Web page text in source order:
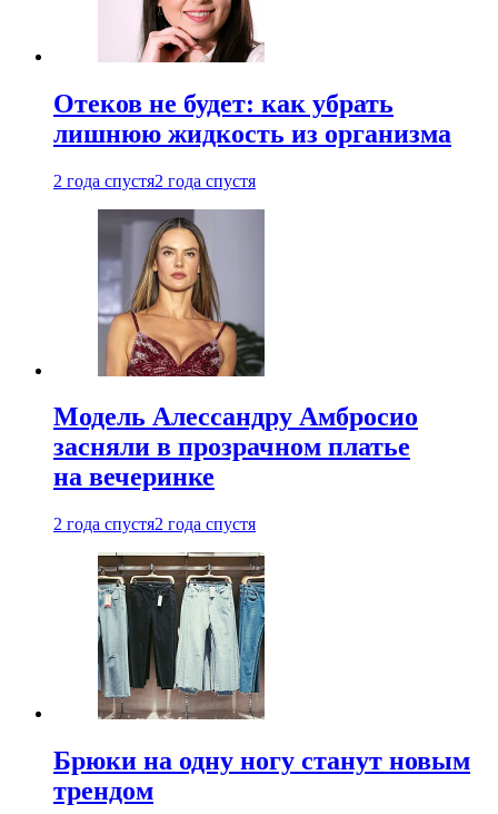
Отеков не будет: как убрать
лишнюю жидкость из организма
2 года спустя2 года спустя
Модель Алессандру Амбросио
засняли в прозрачном платье
на вечеринке
2 года спустя2 года спустя
Брюки на одну ногу станут новым
трендом